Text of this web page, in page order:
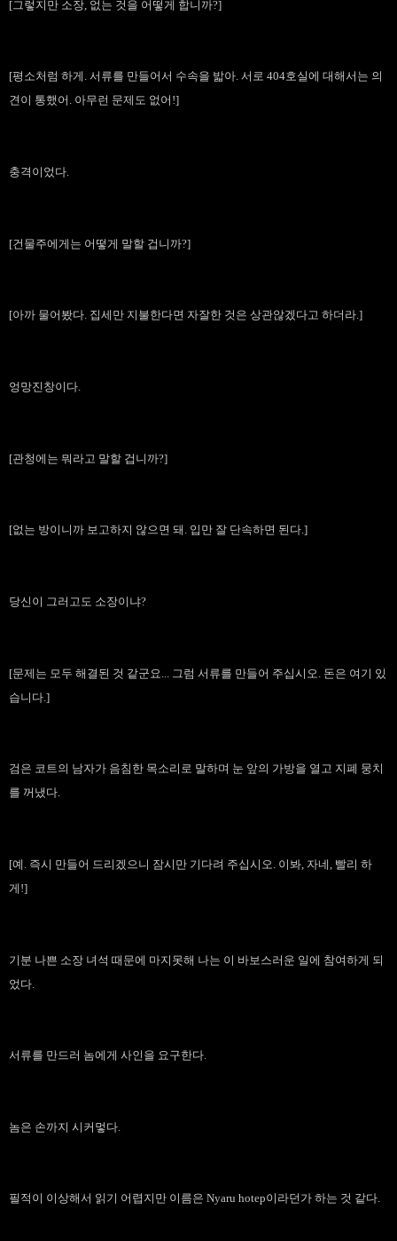
[그렇지만 소장, 없는 것을 어떻게 합니까?]
[평소처럼 하게. 서류를 만들어서 수속을 밟아. 서로 404호실에 대해서는 의
견이 통했어. 아무런 문제도 없어!]
충격이었다.
[건물주에게는 어떻게 말할 겁니까?]
[아까 물어봤다. 집세만 지불한다면 자잘한 것은 상관않겠다고 하더라.]
엉망진창이다.
[관청에는 뭐라고 말할 겁니까?]
[없는 방이니까 보고하지 않으면 돼. 입만 잘 단속하면 된다.]
당신이 그러고도 소장이냐?
[문제는 모두 해결된 것 같군요... 그럼 서류를 만들어 주십시오. 돈은 여기 있
습니다.]
검은 코트의 남자가 음침한 목소리로 말하며 눈 앞의 가방을 열고 지폐 뭉치
를 꺼냈다.
[예. 즉시 만들어 드리겠으니 잠시만 기다려 주십시오. 이봐, 자네, 빨리 하
게!]
기분 나쁜 소장 녀석 때문에 마지못해 나는 이 바보스러운 일에 참여하게 되
었다.
서류를 만드러 놈에게 사인을 요구한다.
놈은 손까지 시커멓다.
필적이 이상해서 읽기 어렵지만 이름은 Nyaru hotep이라던가 하는 것 같다.